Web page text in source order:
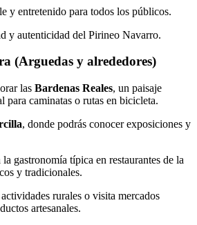
y entretenido para todos los públicos.
y autenticidad del Pirineo Navarro.
(Arguedas y alrededores)
las Bardenas Reales, un paisaje
para caminatas o rutas en bicicleta.
, donde podrás conocer exposiciones y
gastronomía típica en restaurantes de la
y tradicionales.
rurales o visita mercados
artesanales.